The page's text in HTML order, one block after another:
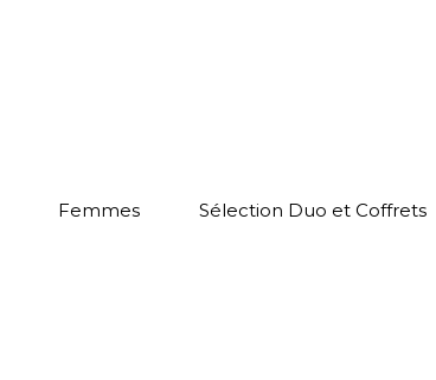
Femmes Sélection Duo et Coffrets